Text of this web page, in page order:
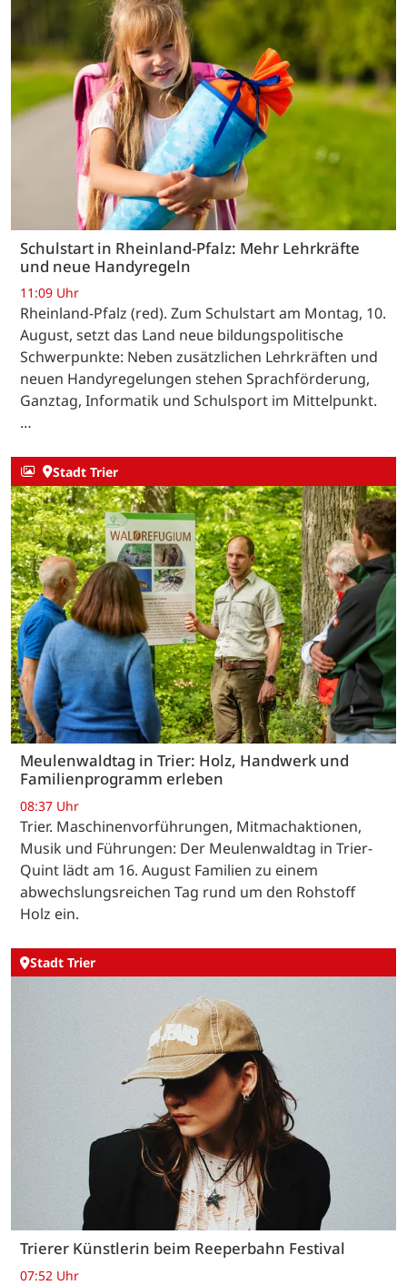
Schulstart in Rheinland-Pfalz: Mehr Lehrkräfte
und neue Handyregeln
11:09 Uhr
Rheinland-Pfalz (red). Zum Schulstart am Montag, 10.
August, setzt das Land neue bildungspolitische
Schwerpunkte: Neben zusätzlichen Lehrkräften und
neuen Handyregelungen stehen Sprachförderung,
Ganztag, Informatik und Schulsport im Mittelpunkt.
…
Stadt Trier
Meulenwaldtag in Trier: Holz, Handwerk und
Familienprogramm erleben
08:37 Uhr
Trier. Maschinenvorführungen, Mitmachaktionen,
Musik und Führungen: Der Meulenwaldtag in Trier-
Quint lädt am 16. August Familien zu einem
abwechslungsreichen Tag rund um den Rohstoff
Holz ein.
Stadt Trier
Trierer Künstlerin beim Reeperbahn Festival
07:52 Uhr